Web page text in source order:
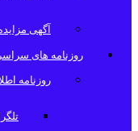
آگهی
روزنامه های
روزنامه